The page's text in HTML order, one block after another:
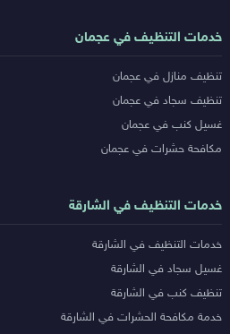
خدمات التنظيف في عجمان
تنظيف منازل في عجمان
تنظيف سجاد في عجمان
غسيل كنب في عجمان
مكافحة حشرات في عجمان
خدمات التنظيف في الشارقة
خدمات التنظيف في الشارقة
غسيل سجاد في الشارقة
تنظيف كنب في الشارقة
خدمة مكافحة الحشرات في الشارقة